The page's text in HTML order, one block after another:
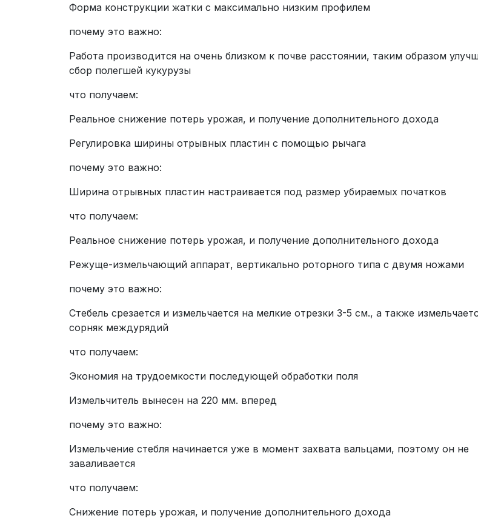
Форма конструкции жатки с максимально низким профилем
почему это важно:
Работа производится на очень близком к почве расстоянии, таким образом
сбор полегшей кукурузы
что получаем:
Реальное снижение потерь урожая, и получение дополнительного дохода
Регулировка ширины отрывных пластин с помощью рычага
почему это важно:
Ширина отрывных пластин настраивается под размер убираемых початков
что получаем:
Реальное снижение потерь урожая, и получение дополнительного дохода
Режуще-измельчающий аппарат, вертикально роторного типа с двумя ножами
почему это важно:
Стебель срезается и измельчается на мелкие отрезки 3-5 см., а также
сорняк междурядий
что получаем:
Экономия на трудоемкости последующей обработки поля
Измельчитель вынесен на 220 мм. вперед
почему это важно:
Измельчение стебля начинается уже в момент захвата вальцами, поэтому он не
заваливается
что получаем:
Снижение потерь урожая, и получение дополнительного дохода